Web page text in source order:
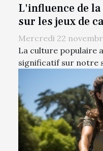
L'influence de
sur les jeux de
Mercredi 22
La culture populaire
significatif sur notre